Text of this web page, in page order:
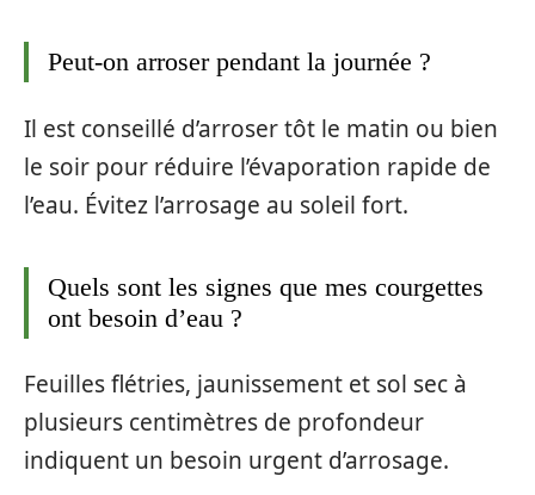
Peut-on arroser pendant la journée ?
Il est conseillé d’arroser tôt le matin ou bien
le soir pour réduire l’évaporation rapide de
l’eau. Évitez l’arrosage au soleil fort.
Quels sont les signes que mes courgettes
ont besoin d’eau ?
Feuilles flétries, jaunissement et sol sec à
plusieurs centimètres de profondeur
indiquent un besoin urgent d’arrosage.